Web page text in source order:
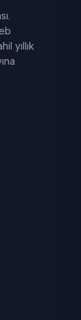
yıllık